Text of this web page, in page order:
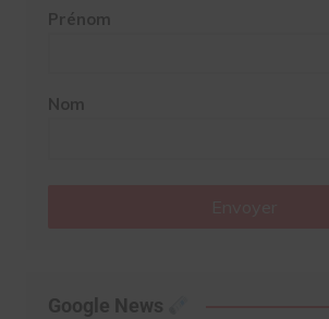
Prénom
Nom
Google News